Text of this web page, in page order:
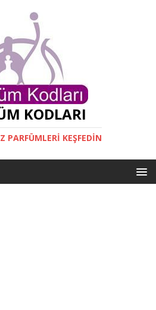
KODLARI
PARFÜMLERI KEŞFEDIN